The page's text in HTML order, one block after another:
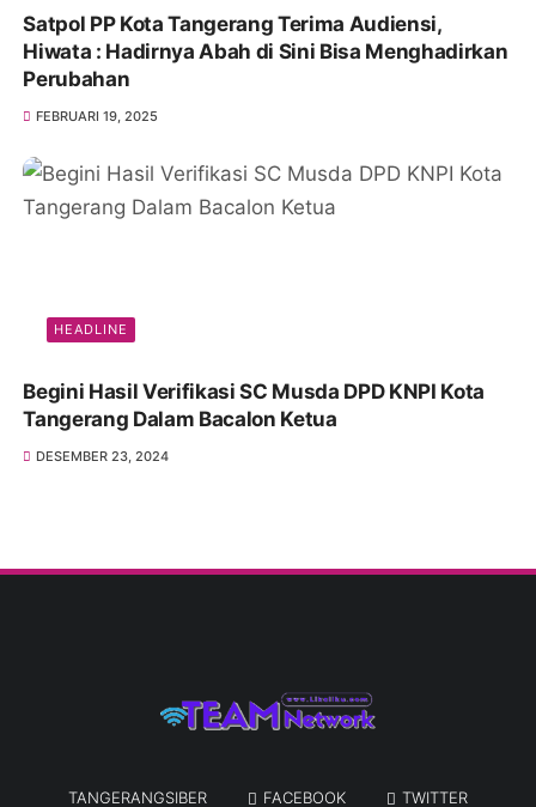
Satpol PP Kota Tangerang Terima Audiensi,
Hiwata : Hadirnya Abah di Sini Bisa Menghadirkan
Perubahan
FEBRUARI 19, 2025
HEADLINE
Begini Hasil Verifikasi SC Musda DPD KNPI Kota
Tangerang Dalam Bacalon Ketua
DESEMBER 23, 2024
TANGERANGSIBER FACEBOOK TWITTER